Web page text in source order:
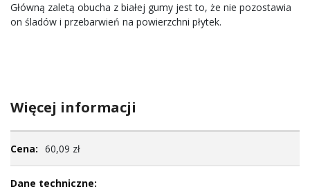
Główną zaletą obucha z białej gumy jest to, że nie pozostawia
on śladów i przebarwień na powierzchni płytek.
Więcej informacji
informacji60,09 zł